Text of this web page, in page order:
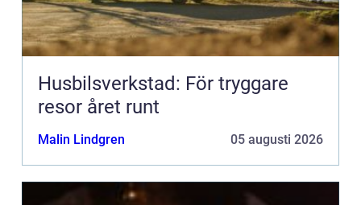
Husbilsverkstad: För tryggare
resor året runt
Malin Lindgren 05 augusti 2026